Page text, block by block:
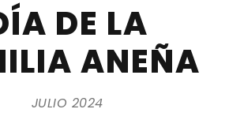
DE LA
ANEÑA
JULIO 2024